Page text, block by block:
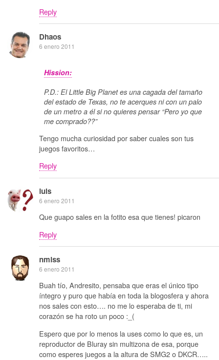
Reply
Dhaos
6 enero 2011
Hission:
P.D.: El Little Big Planet es una cagada del tamaño
del estado de Texas, no te acerques ni con un palo
de un metro a él si no quieres pensar “Pero yo que
me comprado??”
Tengo mucha curiosidad por saber cuales son tus
juegos favoritos…
Reply
luis
6 enero 2011
Que guapo sales en la fotito esa que tienes! picaron
Reply
nmlss
6 enero 2011
Buah tío, Andresito, pensaba que eras el único tipo
íntegro y puro que había en toda la blogosfera y ahora
nos sales con esto…. no me lo esperaba de ti, mi
corazón se ha roto un poco :_(
Espero que por lo menos la uses como lo que es, un
reproductor de Bluray sin multizona de esa, porque
como esperes juegos a la altura de SMG2 o DKCR…..